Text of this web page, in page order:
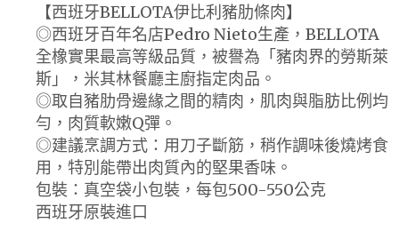
【西班牙BELLOTA伊比利豬肋條肉】
◎西班牙百年名店Pedro Nieto生產，BELLOTA
全橡實果最高等級品質，被譽為「豬肉界的勞斯萊
斯」，米其林餐廳主廚指定肉品。
◎取自豬肋骨邊緣之間的精肉，肌肉與脂肪比例均
勻，肉質軟嫩Q彈。
◎建議烹調方式：用刀子斷筋，稍作調味後燒烤食
用，特別能帶出肉質內的堅果香味。
包裝：真空袋小包裝，每包500-550公克
西班牙原裝進口